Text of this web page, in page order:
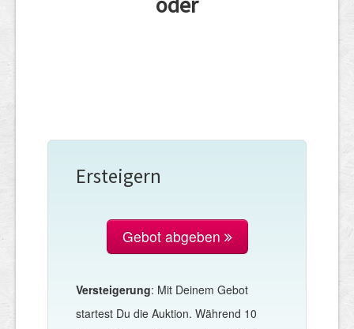
Ersteigern
Gebot abgeben
Versteigerung: Mit Deinem Gebot
startest Du die Auktion. Während 10